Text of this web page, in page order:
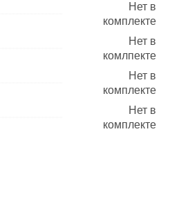
Нет в
комплекте
Нет в
комлпекте
Нет в
комплекте
Нет в
комплекте